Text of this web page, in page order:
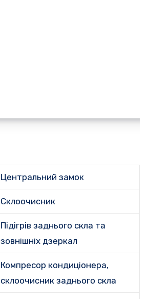
Центральний замок
Склоочисник
Підігрів заднього скла та
зовнішніх дзеркал
Компресор кондиціонера,
склоочисник заднього скла